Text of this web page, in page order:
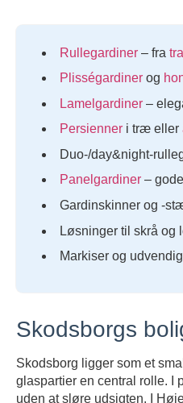
Rullegardiner – fra
Plisségardiner og
Lamelgardiner –
Persienner i træ eller
Duo-/day&night-
Panelgardiner –
Gardinskinner og -
Løsninger til skrå og
Markiser og
Skodsborgs
Skodsborg ligger som et
glaspartier en central rolle. I
uden at sløre udsigten. I